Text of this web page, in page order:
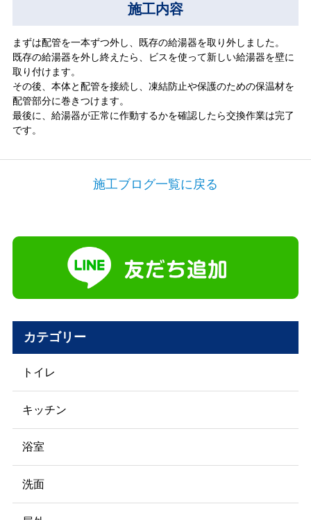
施工内容
まずは配管を一本ずつ外し、既存の給湯器を取り外しました。
既存の給湯器を外し終えたら、ビスを使って新しい給湯器を壁に
取り付けます。
その後、本体と配管を接続し、凍結防止や保護のための保温材を
配管部分に巻きつけます。
最後に、給湯器が正常に作動するかを確認したら交換作業は完了
です。
施工ブログ一覧に戻る
カテゴリー
トイレ
キッチン
浴室
洗面